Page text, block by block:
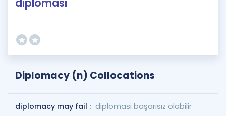
Diplomacy (n) Collocations
diplomacy may fail : diplomasi başarısız olabilir